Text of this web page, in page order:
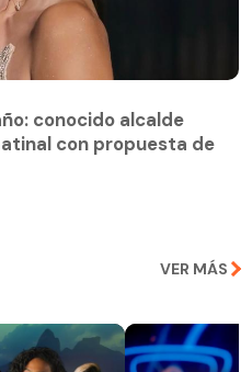
conocido alcalde
con propuesta de
VER MÁS